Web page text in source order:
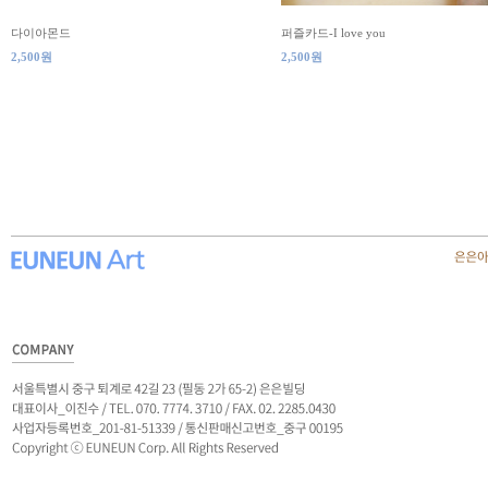
다이아몬드
2,500원
퍼즐카드-I love you
2,500원